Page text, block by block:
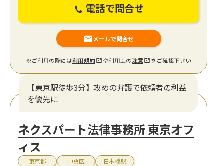
電話で問合せ
メールで問合せ
※ご利用の際には利用規約 や利用上の注意 をご確認下さい
【東京駅徒歩3分】攻めの弁護で依頼者の利益
を優先に
ネクスパート法律事務所 東京オフ
ィス
東京都 中央区 日本橋駅